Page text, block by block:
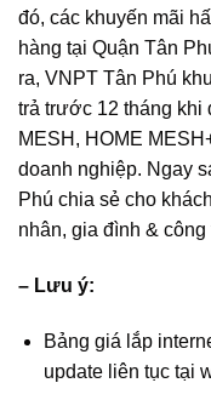
đó, các khuyến mãi
hàng tại Quận Tân
ra, VNPT Tân Phú
trả trước 12 tháng khi
MESH, HOME
doanh nghiệp. Ngay
Phú chia sẻ cho
nhân, gia đình & công
– Lưu ý:
Bảng giá lắp
update liên tục tại